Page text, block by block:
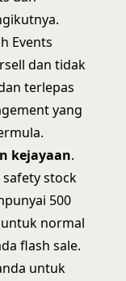
Events
dan tidak
terlepas
yang
kejayaan.
stock
500
normal
flash sale.
untuk